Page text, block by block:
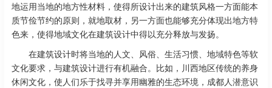
地运用当地的地方性材料，使得所设计出来的建筑风格一方面能本
质节俭节约的原则，就地取材，另一方面也能够充分体现出地方特
色来，使得地域文化在建筑设计中得以充分释放与发扬。
在建筑设计时将当地的人文、风俗、生活习惯、地域特色等软
文化要求，与建筑设计进行有机融合。比如，川西地区传统的养身
休闲文化，使人们乐于找寻并享用幽雅的生态环境，成都人潜意识